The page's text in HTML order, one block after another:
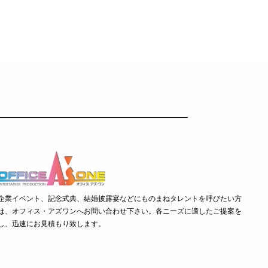
業イベント、記念式典、結婚披露宴などにものまねタレントを呼びたい方
、オフィス・アズワンへお問い合わせ下さい。各ニーズに適したご提案を
、迅速にお見積もり致します。